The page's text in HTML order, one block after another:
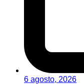
6 agosto, 2026